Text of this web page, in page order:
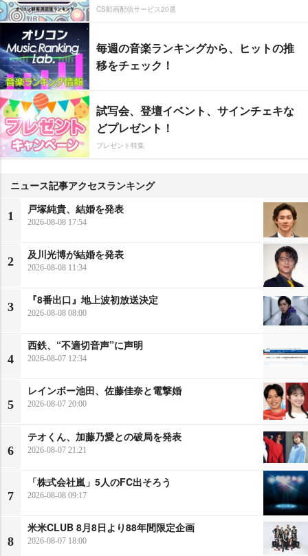
CS動画配信サービス20選
毎週の音楽ランキングから、ヒットの推
移をチェック！
試写会、登壇イベント、サインチェキな
どプレゼント！
プレゼント特集
ニュース記事アクセスランキング
1
戸塚純貴、結婚を発表
2026-08-08 17:54
2
及川光博が結婚を発表
2026-08-08 11:34
3
『8番出口』地上波初放送決定
2026-08-08 08:00
4
西鉄、“不適切音声”に声明
2026-08-07 12:34
5
レインボー池田、佐藤佳奈と電撃婚
2026-08-07 20:00
6
テオくん、加藤乃愛との破局を発表
2026-08-07 21:21
7
「株式会社嵐」5人のFC出そろう
2026-08-08 09:17
8
米米CLUB 8月8日より88年間限定企画
2026-08-07 18:00